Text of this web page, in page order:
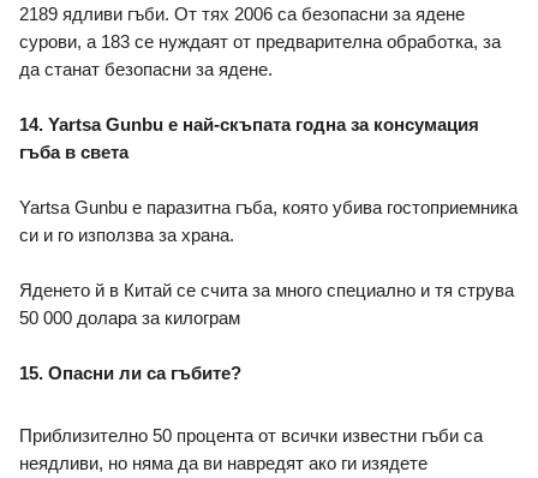
2189 ядливи гъби. От тях 2006 са безопасни за ядене
сурови, а 183 се нуждаят от предварителна обработка, за
да станат безопасни за ядене.
14. Yartsa Gunbu е най-скъпата годна за консумация
гъба в света
Yartsa Gunbu е паразитна гъба, която убива гостоприемника
си и го използва за храна.
Яденето й в Китай се счита за много специално и тя струва
50 000 долара за килограм
15. Опасни ли са гъбите?
Приблизително 50 процента от всички известни гъби са
неядливи, но няма да ви навредят ако ги изядете